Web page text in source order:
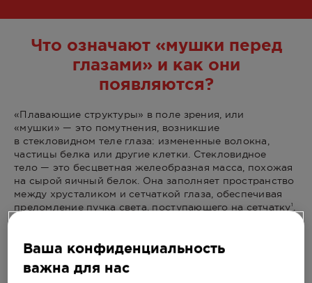
Что означают «мушки перед
глазами» и как они
появляются?
«Плавающие структуры» в поле зрения, или
«мушки» — это помутнения, возникшие
в стекловидном теле глаза: измененные волокна,
частицы белка или другие клетки. Стекловидное
тело — это бесцветная желеобразная масса, похожая
на сырой яичный белок. Она заполняет пространство
между хрусталиком и сетчаткой глаза, обеспечивая
преломление пучка света, поступающего на сетчатку1
Стекловидное тело состоит большей частью из воды
Ваша конфиденциальность
важна для нас